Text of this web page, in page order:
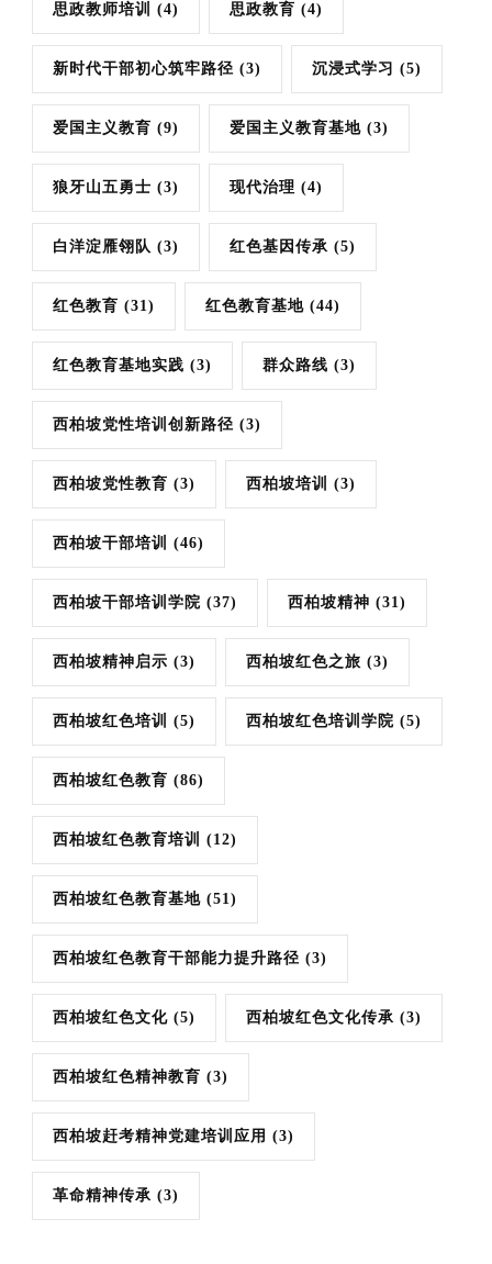
思政教师培训 (4) 思政教育 (4)
新时代干部初心筑牢路径 (3) 沉浸式学习 (5)
爱国主义教育 (9) 爱国主义教育基地 (3)
狼牙山五勇士 (3) 现代治理 (4)
白洋淀雁翎队 (3) 红色基因传承 (5)
红色教育 (31) 红色教育基地 (44)
红色教育基地实践 (3) 群众路线 (3)
西柏坡党性培训创新路径 (3)
西柏坡党性教育 (3) 西柏坡培训 (3)
西柏坡干部培训 (46)
西柏坡干部培训学院 (37) 西柏坡精神 (31)
西柏坡精神启示 (3) 西柏坡红色之旅 (3)
西柏坡红色培训 (5) 西柏坡红色培训学院 (5)
西柏坡红色教育 (86)
西柏坡红色教育培训 (12)
西柏坡红色教育基地 (51)
西柏坡红色教育干部能力提升路径 (3)
西柏坡红色文化 (5) 西柏坡红色文化传承 (3)
西柏坡红色精神教育 (3)
西柏坡赶考精神党建培训应用 (3)
革命精神传承 (3)